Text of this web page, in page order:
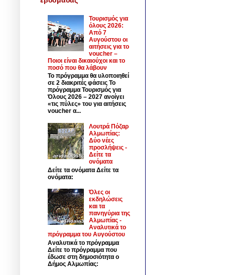
Τουρισμός για
όλους 2026:
Από 7
Αυγούστου οι
αιτήσεις για το
voucher –
Ποιοι είναι δικαιούχοι και το
ποσό που θα λάβουν
Το πρόγραμμα θα υλοποιηθεί
σε 2 διακριτές φάσεις Το
πρόγραμμα Τουρισμός για
Όλους 2026 – 2027 ανοίγει
«τις πύλες» του για αιτήσεις
voucher α...
Λουτρά Πόζαρ
Αλμωπίας:
Δύο νέες
προσλήψεις -
Δείτε τα
ονόματα
Δείτε τα ονόματα Δείτε τα
ονόματα:
Όλες οι
εκδηλώσεις
και τα
πανηγύρια της
Αλμωπίας -
Αναλυτικά το
πρόγραμμα του Αυγούστου
Αναλυτικά το πρόγραμμα
Δείτε το πρόγραμμα που
έδωσε στη δημοσιότητα ο
Δήμος Αλμωπίας: